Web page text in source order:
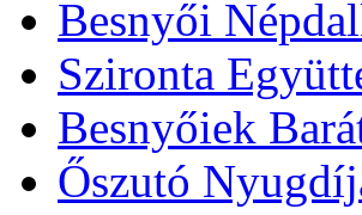
Besnyői
Szironta
Besnyőiek
Őszutó